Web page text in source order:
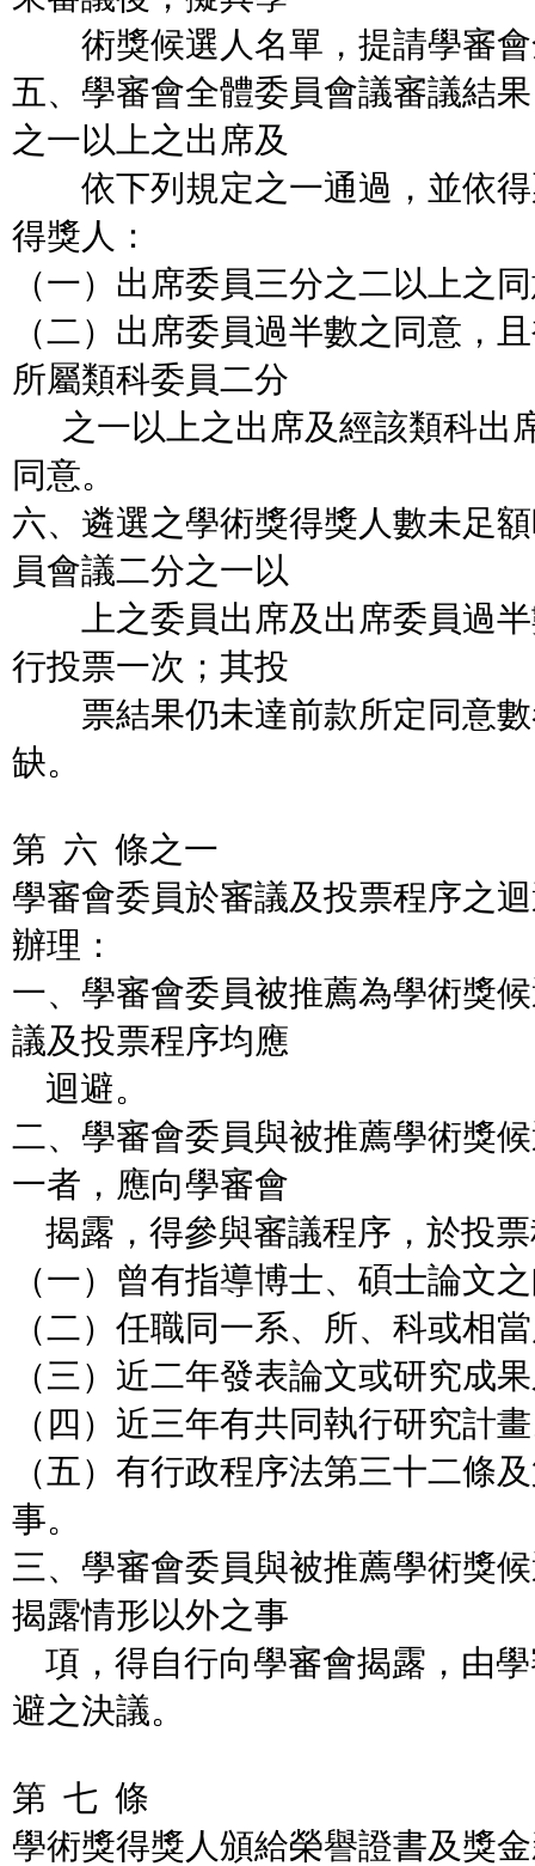
術獎候選人名單，提請學審會
五、學審會全體委員會議審議結
之一以上之出席及
依下列規定之一通過，並依得
得獎人：
（一）出席委員三分之二以上之
（二）出席委員過半數之同意，
所屬類科委員二分
之一以上之出席及經該類科出
同意。
六、遴選之學術獎得獎人數未足
員會議二分之一以
上之委員出席及出席委員過半
行投票一次；其投
票結果仍未達前款所定同意數
缺。
第 六 條之一
學審會委員於審議及投票程序之
辦理：
一、學審會委員被推薦為學術獎
議及投票程序均應
迴避。
二、學審會委員與被推薦學術獎
一者，應向學審會
揭露，得參與審議程序，於投
（一）曾有指導博士、碩士論文
（二）任職同一系、所、科或相
（三）近二年發表論文或研究成
（四）近三年有共同執行研究計
（五）有行政程序法第三十二條
事。
三、學審會委員與被推薦學術獎
揭露情形以外之事
項，得自行向學審會揭露，由
避之決議。
第 七 條
學術獎得獎人頒給榮譽證書及獎